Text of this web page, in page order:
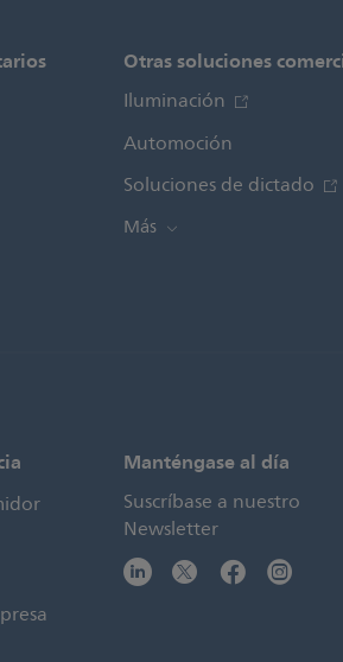
Otras soluciones
Iluminación
Automoción
Soluciones de dictado
Más
Manténgase al día
Suscríbase a nuestro
Newsletter